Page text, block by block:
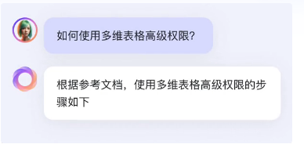
本篇目录
二、操作流程​
安装插件​